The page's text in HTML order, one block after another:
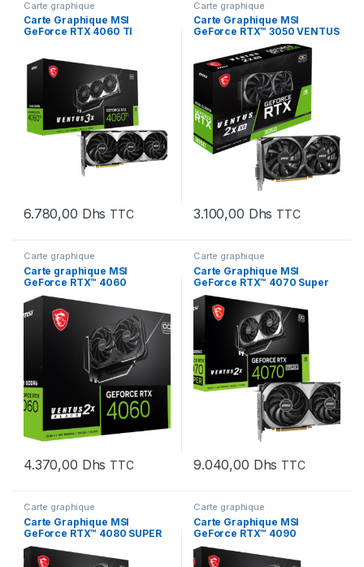
Carte graphique
Carte Graphique MSI
GeForce RTX 4060 TI
6.780,00 Dhs TTC
Carte graphique
Carte Graphique MSI
GeForce RTX™ 3050 VENTUS
2X XS 8G OC (912-V809-
4287)
3.100,00 Dhs TTC
Carte graphique
Carte graphique MSI
GeForce RTX™ 4060
VENTUS 2X Noir 8G OC (912-
V516-004)
4.370,00 Dhs TTC
Carte graphique
Carte Graphique MSI
GeForce RTX™ 4070 Super
12G Ventus 2X OC (912-V513-
658)
9.040,00 Dhs TTC
Carte graphique
Carte Graphique MSI
GeForce RTX™ 4080 SUPER
16G VENTUS 3X OC (912-
V511-221)
Carte graphique
Carte Graphique MSI
GeForce RTX™ 4090
VENTUS 3X 24G (912-V510-
409)